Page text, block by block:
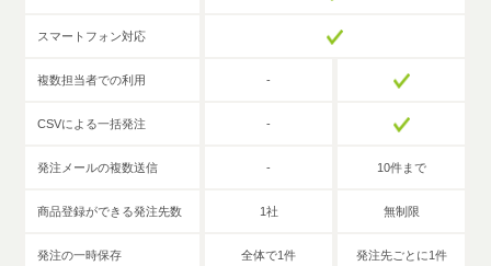
スマートフォン対応
複数担当者での利用 -
CSVによる一括発注 -
発注メールの複数送信 - 10件まで
商品登録ができる発注先数 1社 無制限
発注の一時保存 全体で1件 発注先ごとに1件